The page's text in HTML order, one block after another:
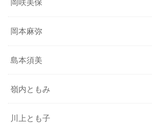
岡咲美保
岡本麻弥
島本須美
嶺内ともみ
川上とも子